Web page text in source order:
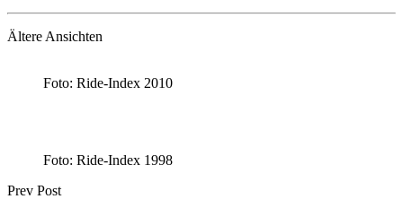
Ältere Ansichten
Foto: Ride-Index 2010
Foto: Ride-Index 1998
Prev Post